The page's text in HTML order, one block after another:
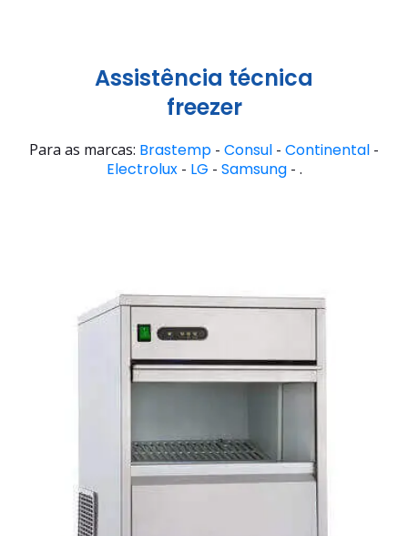
Assistência técnica
freezer
Para as marcas: Brastemp - Consul - Continental -
Electrolux- LG - Samsung- .